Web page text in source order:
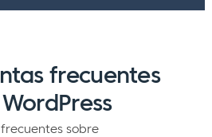
frecuentes
sobre